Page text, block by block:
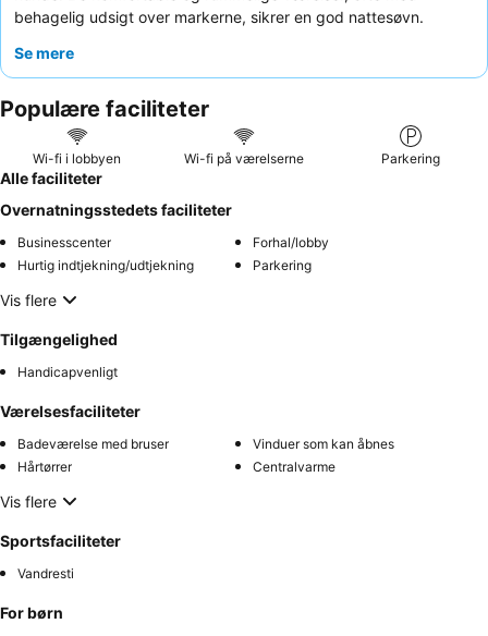
behagelig udsigt over markerne, sikrer en god nattesøvn.
personale, og den
oplevelse kan du overveje at anmode om et værelse med udsigt
til haven.
Se mere
Populære faciliteter
Wi-fi i lobbyen Wi-fi på værelserne Parkering
Alle faciliteter
Overnatningsstedets faciliteter
Businesscenter
Forhal/lobby
Hurtig indtjekning/udtjekning
Parkering
Vis flere
Tilgængelighed
Handicapvenligt
Værelsesfaciliteter
Badeværelse med bruser
Vinduer som kan åbnes
Hårtørrer
Centralvarme
Vis flere
Sportsfaciliteter
Vandresti
For børn